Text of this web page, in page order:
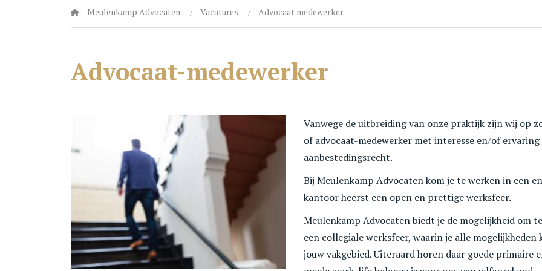
Echtscheiding
Erfrecht
Letsel & Schade
Mediation
Faillissementsrecht
Internationaal & Europeesrecht
Vennootschapsrecht & Overname
Overheidsrecht
Meulenkamp Advocaten Vacatures Advocaat medewerker
Advocaat-medewerker
Vanwege de uitbreiding van onze praktijk zijn wij op
of advocaat-medewerker met interesse en/of
aanbestedingsrecht.
Bij Meulenkamp Advocaten kom je te werken in een
kantoor heerst een open en prettige werksfeer.
Meulenkamp Advocaten biedt je de mogelijkheid om
een collegiale werksfeer, waarin je alle
jouw vakgebied. Uiteraard horen daar goede primaire